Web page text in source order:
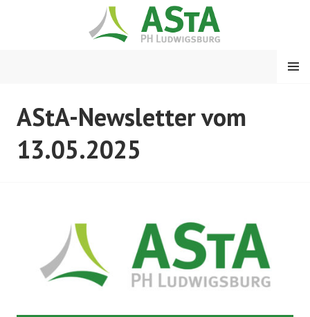
ASTA PH LUDWIGSBURG
MENÜ
AStA-Newsletter vom
13.05.2025